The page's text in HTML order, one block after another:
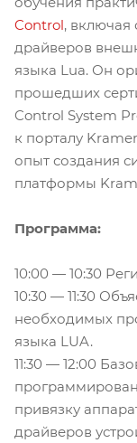
Control, включая
драйверов
языка Lua. Он
прошедших
Control System
к порталу
опыт создания
платформы
Программа:
10:00 — 10:30
10:30 — 11:30
необходимых
языка LUA.
11:30 — 12:00
привязку
драйверов